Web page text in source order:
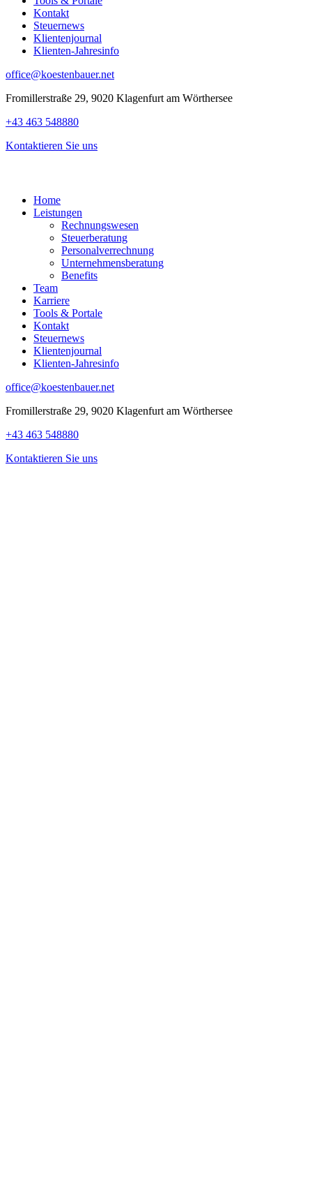
Kontakt
Steuernews
Klientenjournal
Klienten-Jahresinfo
office@koestenbauer.net
Fromillerstraße 29, 9020 Klagenfurt am Wörthersee
+43 463 548880
Kontaktieren Sie uns
Home
Leistungen
Rechnungswesen
Steuerberatung
Personalverrechnung
Unternehmensberatung
Benefits
Team
Karriere
Tools & Portale
Kontakt
Steuernews
Klientenjournal
Klienten-Jahresinfo
office@koestenbauer.net
Fromillerstraße 29, 9020 Klagenfurt am Wörthersee
+43 463 548880
Kontaktieren Sie uns